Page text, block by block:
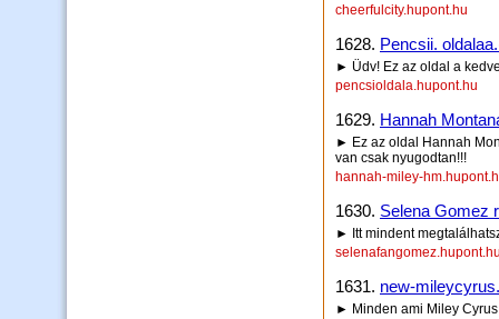
cheerfulcity.hupont.hu
1628. Pencsii.
► Üdv! Ez az oldal a
pencsioldala.hupont.hu
1629. Hannah
► Ez az oldal Hannah
van csak nyugodtan!!!
hannah-miley-
1630. Selena Gomez
► Itt mindent
1631. new-
► Minden ami Miley